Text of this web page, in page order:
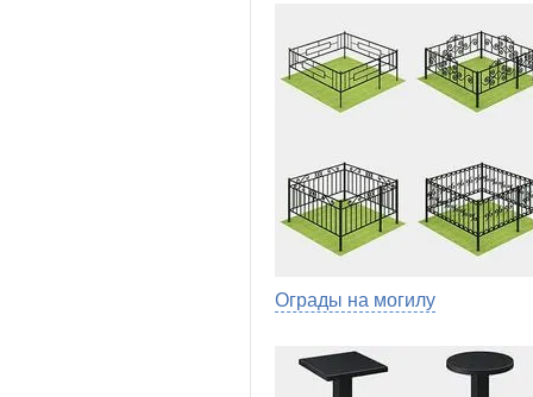
Ограды на могилу